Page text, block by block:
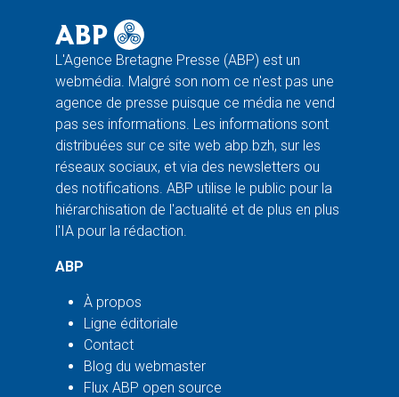
L'Agence Bretagne Presse (ABP) est un
webmédia. Malgré son nom ce n'est pas une
agence de presse puisque ce média ne vend
pas ses informations. Les informations sont
distribuées sur ce site web abp.bzh, sur les
réseaux sociaux, et via des newsletters ou
des notifications. ABP utilise le public pour la
hiérarchisation de l'actualité et de plus en plus
l'IA pour la rédaction.
ABP
À propos
Ligne éditoriale
Contact
Blog du webmaster
Flux ABP open source